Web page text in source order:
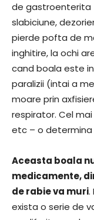
de gastroenterita
slabiciune,
pierde pofta de
inghitire, la ochi
cand boala este
paralizii (intai a
moare prin
respirator. Cel
etc – o determina
Aceasta boala
medicamente,
de rabie va muri.
exista o serie de